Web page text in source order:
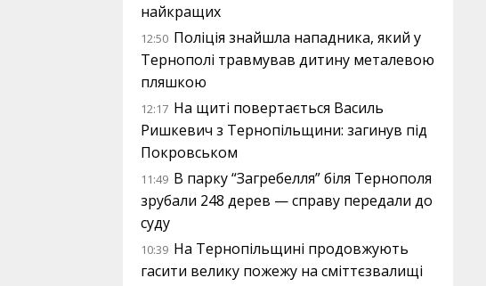
найкращих
12:50 Поліція знайшла нападника, який у
Тернополі травмував дитину металевою
пляшкою
12:17 На щиті повертається Василь
Ришкевич з Тернопільщини: загинув під
Покровськом
11:49 В парку “Загребелля” біля Тернополя
зрубали 248 дерев — справу передали до
суду
10:39 На Тернопільщині продовжують
гасити велику пожежу на сміттєзвалищі